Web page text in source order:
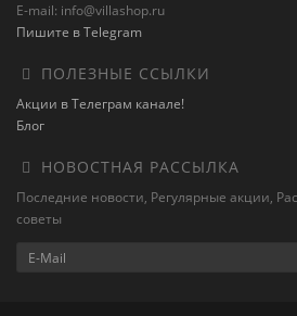
E-mail: info@villashop.ru
Пишите в Telegram
ПОЛЕЗНЫЕ ССЫЛКИ
Акции в Телеграм канале!
Блог
НОВОСТНАЯ РАССЫЛКА
Последние новости, Регулярные акции,
советы